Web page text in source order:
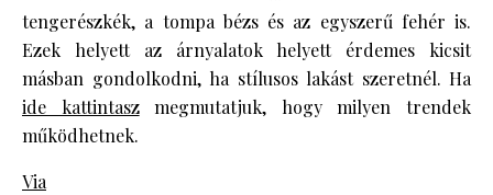
tengerészkék, a tompa bézs és az egyszerű fehér is.
Ezek helyett az árnyalatok helyett érdemes kicsit
másban gondolkodni, ha stílusos lakást szeretnél. Ha
ide kattintaszmegmutatjuk, hogy milyen trendek
működhetnek.
Via